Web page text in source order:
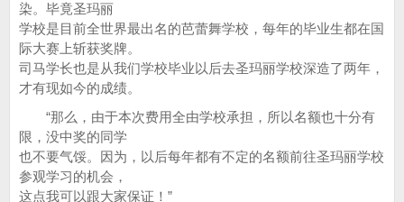
染。毕竟圣玛丽
学校是目前全世界最出名的芭蕾舞学校，每年的毕业生都在国
际大赛上斩获奖牌。
司马学长也是从我们学校毕业以后去圣玛丽学校深造了两年，
才有现如今的成绩。
“那么，由于本次费用全由学校承担，所以名额也十分有
限，没中奖的同学
也不要气馁。因为，以后每年都有不定的名额前往圣玛丽学校
参观学习的机会，
这点我可以跟大家保证！”